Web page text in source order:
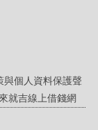
與個人資料保護聲
就吉線上借錢網